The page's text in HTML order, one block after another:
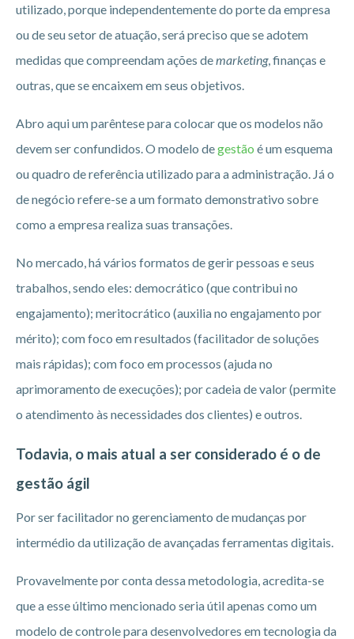
utilizado, porque independentemente do porte da empresa
ou de seu setor de atuação, será preciso que se adotem
medidas que compreendam ações demarketing, finanças e
outras, que se encaixem em seus objetivos.
Abro aqui um parêntese para colocar que os modelos não
devem ser confundidos. O modelo degestão é um esquema
ou quadro de referência utilizado para a administração. Já o
de negócio refere-se a um formato demonstrativo sobre
como a empresa realiza suas transações.
No mercado, há vários formatos de gerir pessoas e seus
trabalhos, sendo eles: democrático (que contribui no
engajamento); meritocrático (auxilia no engajamento por
mérito); com foco em resultados (facilitador de soluções
mais rápidas); com foco em processos (ajuda no
aprimoramento de execuções); por cadeia de valor (permite
o atendimento às necessidades dos clientes) e outros.
Todavia, o mais atual a ser considerado é o de
gestão ágil
Por ser facilitador no gerenciamento de mudanças por
intermédio da utilização de avançadas ferramentas digitais.
Provavelmente por conta dessa metodologia, acredita-se
que a esse último mencionado seria útil apenas como um
modelo de controle para desenvolvedores em tecnologia da